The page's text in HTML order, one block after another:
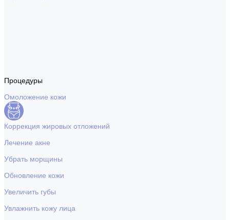
Процедуры
Омоложение кожи
Коррекция жировых отложений
Лечение акне
Убрать морщины
Обновление кожи
Увеличить губы
Увлажнить кожу лица